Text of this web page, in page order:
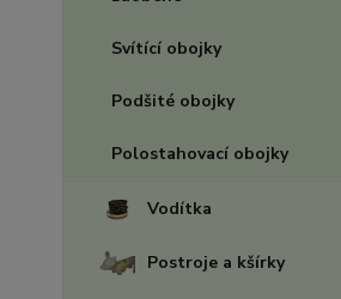
Svítící obojky
Podšité obojky
Polostahovací obojky
Vodítka
Postroje a kšírky